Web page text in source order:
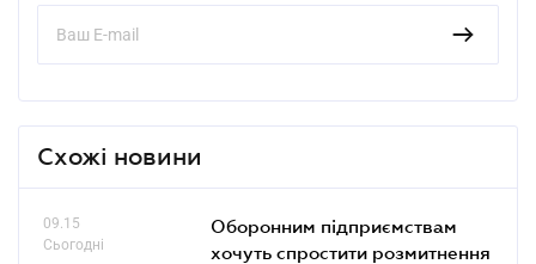
Схожі новини
09.15
Сьогодні
Оборонним підприємствам
хочуть спростити розмитнення